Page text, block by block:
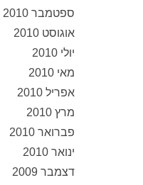
ספטמבר 2010
אוגוסט 2010
יולי 2010
מאי 2010
אפריל 2010
מרץ 2010
פברואר 2010
ינואר 2010
דצמבר 2009